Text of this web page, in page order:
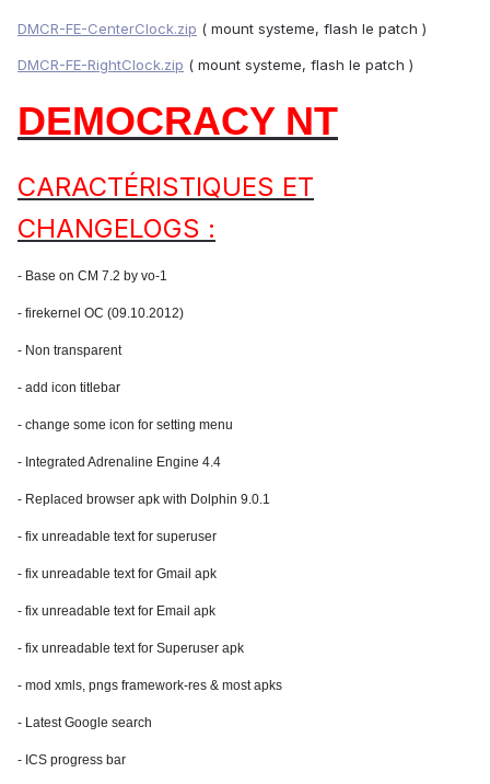
DMCR-FE-CenterClock.zip ( mount systeme, flash le patch )
DMCR-FE-RightClock.zip ( mount systeme, flash le patch )
DEMOCRACY NT
CARACTÉRISTIQUES ET
CHANGELOGS :
- Base on CM 7.2 by vo-1
- firekernel OC (09.10.2012)
- Non transparent
- add icon titlebar
- change some icon for setting menu
- Integrated Adrenaline Engine 4.4
- Replaced browser apk with Dolphin 9.0.1
- fix unreadable text for superuser
- fix unreadable text for Gmail apk
- fix unreadable text for Email apk
- fix unreadable text for Superuser apk
- mod xmls, pngs framework-res & most apks
- Latest Google search
- ICS progress bar